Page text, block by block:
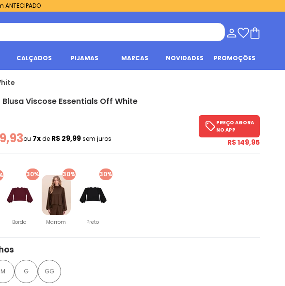
CALÇADOS PIJAMAS MARCAS NOVIDADES PROMOÇÕES
Blusa Viscose Essentials Off White
ou 7xde R$ 29,99sem juros
PREÇO AGORA
NO APP
R$ 149,95
30%
Bordo
30%
Marrom
30%
Preto
M G GG